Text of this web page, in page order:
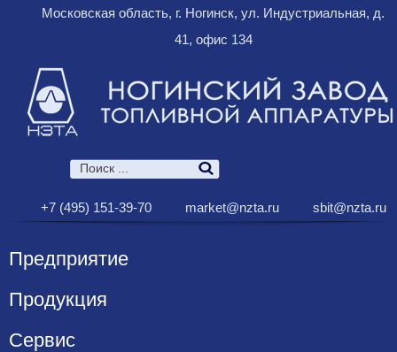
Московская область, г. Ногинск, ул. Индустриальная, д.
41, офис 134
+7 (495) 151-39-70 market@nzta.ru sbit@nzta.ru
Предприятие
Продукция
Сервис